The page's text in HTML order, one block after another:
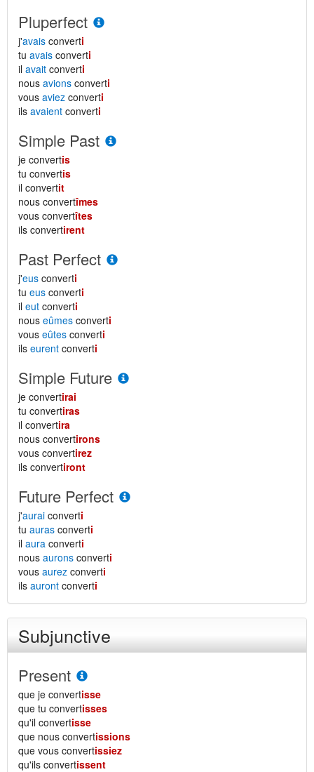
Pluperfect
j'avais converti
tu avais converti
il avait converti
nous avions converti
vous aviez converti
ils avaient converti
Simple Past
je convertis
tu convertis
il convertit
nous convertîmes
vous convertîtes
ils convertirent
Past Perfect
j'eus converti
tu eus converti
il eut converti
nous eûmes converti
vous eûtes converti
ils eurent converti
Simple Future
je convertirai
tu convertiras
il convertira
nous convertirons
vous convertirez
ils convertiront
Future Perfect
j'aurai converti
tu auras converti
il aura converti
nous aurons converti
vous aurez converti
ils auront converti
Subjunctive
Present
que je convertisse
que tu convertisses
qu'il convertisse
que nous convertissions
que vous convertissiez
qu'ils convertissent